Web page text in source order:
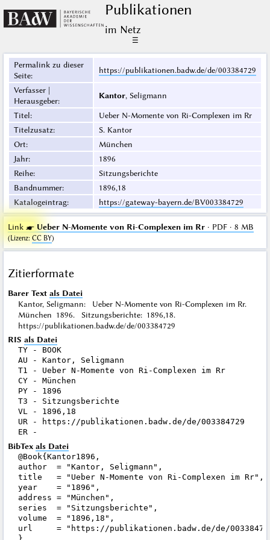
Publikationen
im Netz
☰
Permalink zu dieser
Seite:
https://publikationen.badw.de/de/003384729
Verfasser |
Herausgeber:
Kantor, Seligmann
Titel:
Ueber N-Momente von Ri-Complexen im Rr
Titelzusatz:
S. Kantor
Ort:
München
Jahr:
1896
Reihe:
Sitzungsberichte
Bandnummer:
1896,18
Katalogeintrag: https://gateway-bayern.de/BV003384729
Link ☛ Ueber N-Momente von Ri-Complexen im Rr· PDF · 8 MB
(Lizenz:CC BY)
Zitierformate
Barer Text als Datei
Kantor, Seligmann: Ueber N-Momente von Ri-Complexen im Rr.
München 1896. Sitzungsberichte: 1896,18.
https://publikationen.badw.de/de/003384729
RIS als Datei
TY - BOOK
AU - Kantor, Seligmann
T1 - Ueber N-Momente von Ri-Complexen im Rr
CY - München
PY - 1896
T3 - Sitzungsberichte
VL - 1896,18
UR - https://publikationen.badw.de/de/003384729
BibTex als Datei
@Book{Kantor1896,
author  = "Kantor, Seligmann",
title   = "Ueber N-Momente von Ri-Complexen im Rr",
year    = "1896",
address = "München",
series  = "Sitzungsberichte",
volume  = "1896,18",
url     = "https://publikationen.badw.de/de/